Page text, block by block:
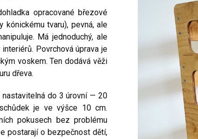
opracované březové
tvaru), pevná, ale
Má jednoduchý, ale
Povrchová úprava je
voskem. Ten dodává věži
dřeva.
do 3 úrovní — 20
je ve výšce 10 cm.
pokusech bez problému
postarají o bezpečnost dětí,